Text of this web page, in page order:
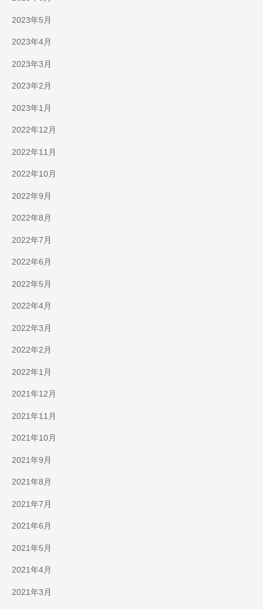
2023年5月
2023年4月
2023年3月
2023年2月
2023年1月
2022年12月
2022年11月
2022年10月
2022年9月
2022年8月
2022年7月
2022年6月
2022年5月
2022年4月
2022年3月
2022年2月
2022年1月
2021年12月
2021年11月
2021年10月
2021年9月
2021年8月
2021年7月
2021年6月
2021年5月
2021年4月
2021年3月